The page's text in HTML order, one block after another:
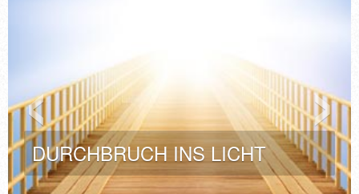
GESUNDHEITS-
KURSE
ANMELDUNG +
TERMINE
IDEOLOGIE +
PRAXIS
DURCHBRUCH INS LICHT
‹ ›